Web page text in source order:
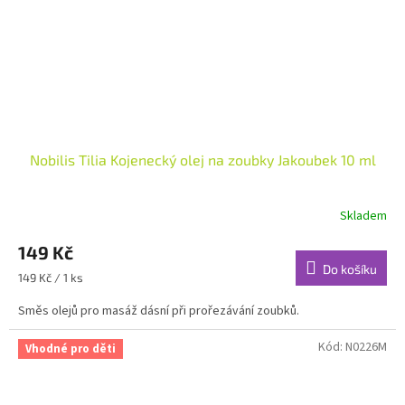
Nobilis Tilia Kojenecký olej na zoubky Jakoubek 10 ml
produktu
je
4,8
z
hvězdiček.
Skladem
149 Kč
Měrná
149 Kč / 1 ks
Do košíku
Směs olejů pro masáž dásní při prořezávání zoubků.
Vhodné pro děti Kód: N0226M